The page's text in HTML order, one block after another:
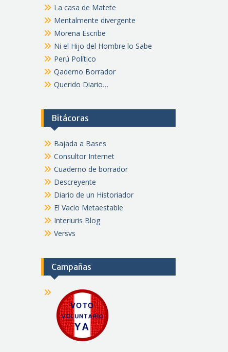
La casa de Matete
Mentalmente divergente
Morena Escribe
Ni el Hijo del Hombre lo Sabe
Perú Político
Qaderno Borrador
Querido Diario…
Bitácoras
Bajada a Bases
Consultor Internet
Cuaderno de borrador
Descreyente
Diario de un Historiador
El Vacío Metaestable
Interiuris Blog
Versvs
Campañas